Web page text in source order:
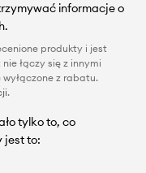
informacje o
produkty i jest
łączy się z innymi
z rabatu.
.
tylko to, co
jest to: